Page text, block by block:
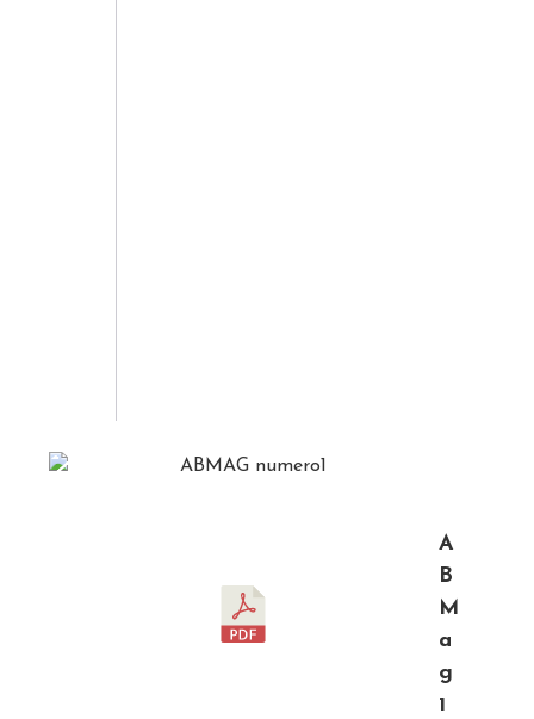
A
B
M
a
g
1